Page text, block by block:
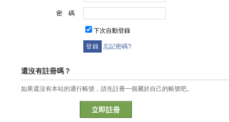
密 碼
下次自動登錄
忘記密碼?
還沒有註冊嗎？
如果還沒有本站的通行帳號，請先註冊一個屬於自己的帳號吧。
立即註冊